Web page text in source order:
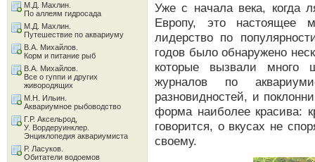
Уже с начала века, когда
Европу, это настоящее
лидерство по
годов было обнаружено
которые вызвали много
журналов по
разновидностей, и
форма наиболее красива:
говорится, о вкусах не
своему.
М.Д. Махлин.
По аллеям гидросада
М.Д. Махлин.
Путешествие по аквариуму
В.А. Михайлов.
Корм и питание рыб
В.А. Михайлов.
Все о гуппи и других
живородящих
М.Н. Ильин.
Аквариумное рыбоводство
Г.Р. Аксельрод,
У. Вордеруинклер.
Энциклопедия аквариумиста
Р. Ласуков.
Обитатели водоемов